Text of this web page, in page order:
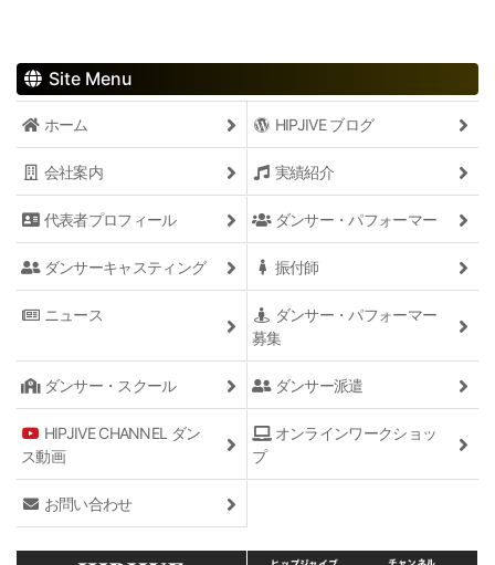
Site Menu
ホーム HIPJIVE ブログ
会社案内 実績紹介
代表者プロフィール ダンサー・パフォーマー
ダンサーキャスティング 振付師
ニュース
ダンサー・パフォーマー
募集
ダンサー・スクール ダンサー派遣
HIPJIVE CHANNEL ダン
ス動画
オンラインワークショッ
プ
お問い合わせ